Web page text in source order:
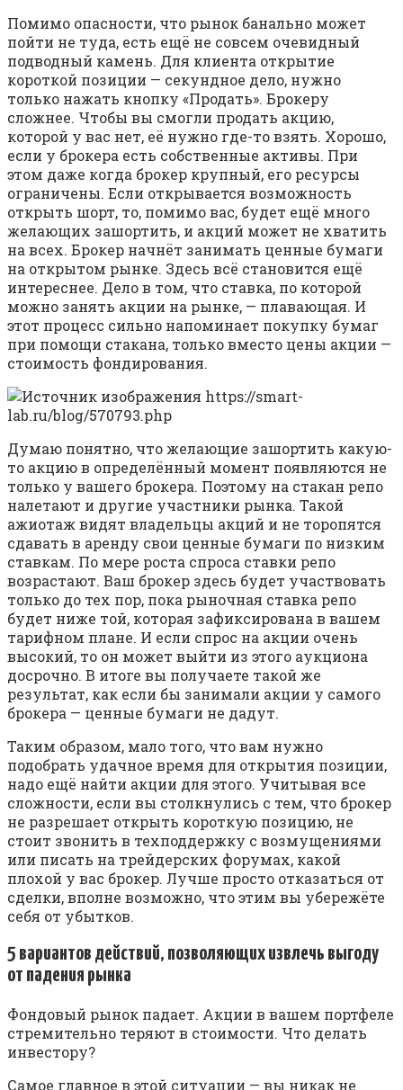
Помимо опасности, что рынок банально может
пойти не туда, есть ещё не совсем очевидный
подводный камень. Для клиента открытие
короткой позиции — секундное дело, нужно
только нажать кнопку «Продать». Брокеру
сложнее. Чтобы вы смогли продать акцию,
которой у вас нет, её нужно где-то взять. Хорошо,
если у брокера есть собственные активы. При
этом даже когда брокер крупный, его ресурсы
ограничены. Если открывается возможность
открыть шорт, то, помимо вас, будет ещё много
желающих зашортить, и акций может не хватить
на всех. Брокер начнёт занимать ценные бумаги
на открытом рынке. Здесь всё становится ещё
интереснее. Дело в том, что ставка, по которой
можно занять акции на рынке, — плавающая. И
этот процесс сильно напоминает покупку бумаг
при помощи стакана, только вместо цены акции —
стоимость фондирования.
Думаю понятно, что желающие зашортить какую-
то акцию в определённый момент появляются не
только у вашего брокера. Поэтому на стакан репо
налетают и другие участники рынка. Такой
ажиотаж видят владельцы акций и не торопятся
сдавать в аренду свои ценные бумаги по низким
ставкам. По мере роста спроса ставки репо
возрастают. Ваш брокер здесь будет участвовать
только до тех пор, пока рыночная ставка репо
будет ниже той, которая зафиксирована в вашем
тарифном плане. И если спрос на акции очень
высокий, то он может выйти из этого аукциона
досрочно. В итоге вы получаете такой же
результат, как если бы занимали акции у самого
брокера — ценные бумаги не дадут.
Таким образом, мало того, что вам нужно
подобрать удачное время для открытия позиции,
надо ещё найти акции для этого. Учитывая все
сложности, если вы столкнулись с тем, что брокер
не разрешает открыть короткую позицию, не
стоит звонить в техподдержку с возмущениями
или писать на трейдерских форумах, какой
плохой у вас брокер. Лучше просто отказаться от
сделки, вполне возможно, что этим вы убережёте
себя от убытков.
5 вариантов действий, позволяющих извлечь выгоду
от падения рынка
Фондовый рынок падает. Акции в вашем портфеле
стремительно теряют в стоимости. Что делать
инвестору?
Самое главное в этой ситуации — вы никак не